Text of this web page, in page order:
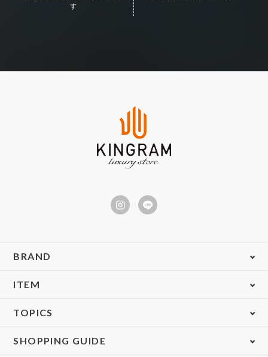
す
BRAND
ITEM
TOPICS
SHOPPING GUIDE